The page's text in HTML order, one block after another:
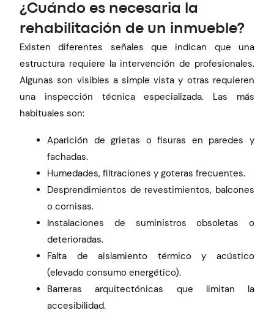
¿Cuándo es necesaria la
rehabilitación de un inmueble?
Existen diferentes señales que indican que una
estructura requiere la intervención de profesionales.
Algunas son visibles a simple vista y otras requieren
una inspección técnica especializada. Las más
habituales son:
Aparición de grietas o fisuras en paredes y
fachadas.
Humedades, filtraciones y goteras frecuentes.
Desprendimientos de revestimientos, balcones
o cornisas.
Instalaciones de suministros obsoletas o
deterioradas.
Falta de aislamiento térmico y acústico
(elevado consumo energético).
Barreras arquitectónicas que limitan la
accesibilidad.